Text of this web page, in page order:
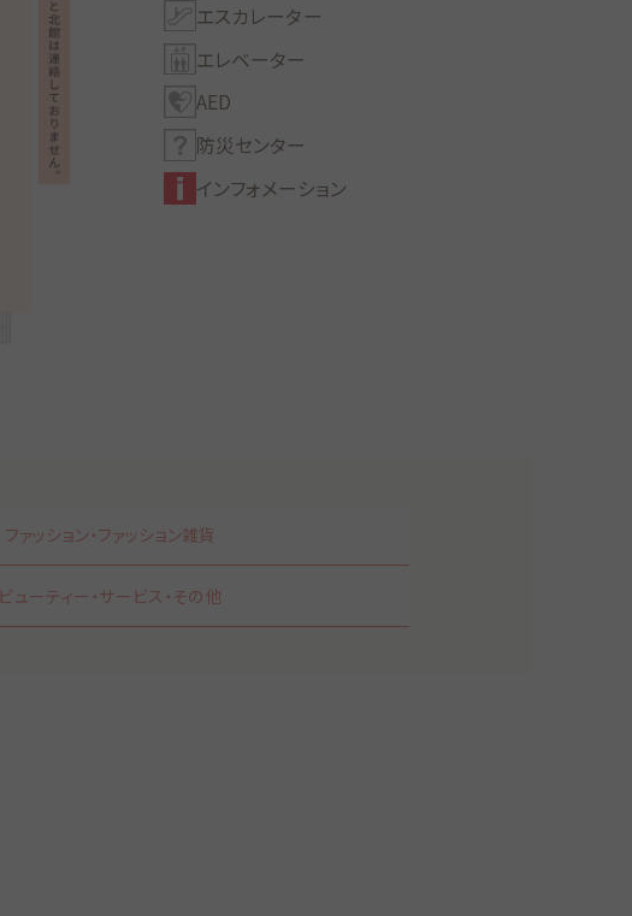
エスカレーター
エレベーター
AED
防災センター
インフォメーション
ファッション・ファッション雑貨
ビューティー・サービス・その他